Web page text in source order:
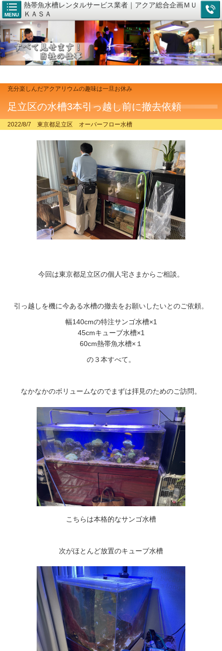
MENU
熱帯魚水槽レンタルサービス業者｜アクア総合企画ＭＵ
ＫＡＳＡ
充分楽しんだアクアリウムの趣味は一旦お休み
足立区の水槽3本引っ越し前に撤去依頼
2022/8/7 東京都足立区 オーバーフロー水槽
今回は東京都足立区の個人宅さまからご相談。
引っ越しを機に今ある水槽の撤去をお願いしたいとのご依頼。
幅140cmの特注サンゴ水槽×1
45cmキューブ水槽×1
60cm熱帯魚水槽×１
の３本すべて。
なかなかのボリュームなのでまずは拝見のためのご訪問。
こちらは本格的なサンゴ水槽
次がほとんど放置のキューブ水槽